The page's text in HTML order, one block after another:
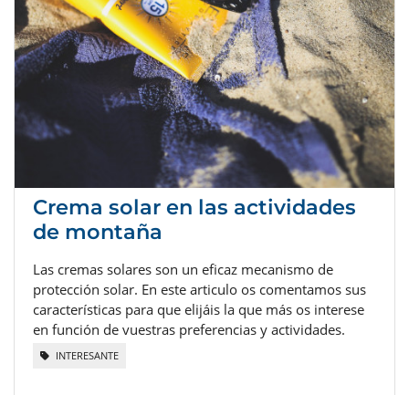
Crema solar en las actividades
de montaña
Las cremas solares son un eficaz mecanismo de
protección solar. En este articulo os comentamos sus
características para que elijáis la que más os interese
en función de vuestras preferencias y actividades.
INTERESANTE